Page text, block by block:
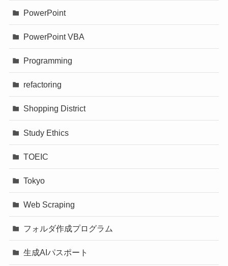
PowerPoint
PowerPoint VBA
Programming
refactoring
Shopping District
Study Ethics
TOEIC
Tokyo
Web Scraping
フォルダ作成プログラム
生成AIパスポート